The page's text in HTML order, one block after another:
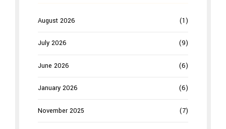
August 2026 (1)
July 2026 (9)
June 2026 (6)
January 2026 (6)
November 2025 (7)